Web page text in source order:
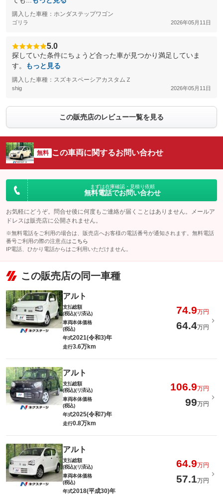
購入した車種：ホンダステップワゴン
ゴリラ 2026年05月11日
5.0
探していた条件にちょうど合った車が見つかり満足していま
す。
もっと見る
購入した車種：スズキスペーシアカスタムＺ
shig 2026年05月11日
この販売店のレビュー一覧を見る
無料 この車両に関するお問い合わせ
まずは在庫確認・見積り依頼
無料電話でお問い合わせ
お気軽にどうぞ。問合せ後に何度もご連絡が届くことはありません。メールア
ドレスは販売店に公開されません。
※無料電話をご利用の場合は、販売店へお客様の電話番号が通知されます。無料電話
番号ご利用の際の注意点は こちら
IP電話、ひかり電話からはご利用いただけません。
この販売店の同一車種
アルト
支払総額
(税込)(リ済込)
74.9万円
車両本体価格
(税込)
64.4万円
年式2021(令和3)年
走行3.6万km
アルト
支払総額
(税込)(リ済込)
106.9万円
車両本体価格
(税込)
99万円
年式2025(令和7)年
走行0.8万km
アルト
支払総額
(税込)(リ済込)
64.9万円
車両本体価格
(税込)
57.1万円
年式2018(平成30)年